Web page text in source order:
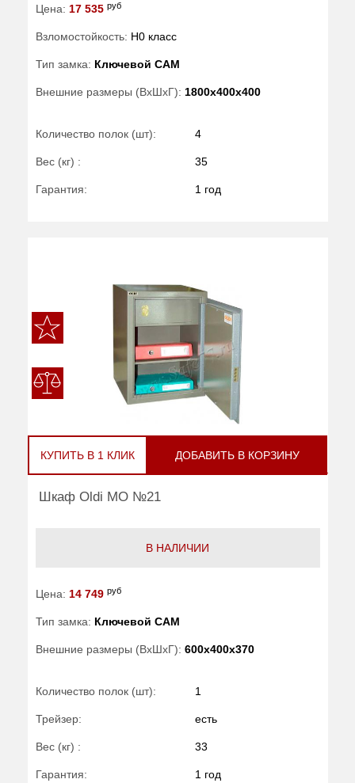
Цена: 17 535 руб
Взломостойкость: H0 класс
Тип замка: Ключевой САМ
Внешние размеры (ВхШхГ): 1800x400x400
Количество полок (шт): 4
Вес (кг) : 35
Гарантия: 1 год
КУПИТЬ В 1 КЛИК ДОБАВИТЬ В КОРЗИНУ
Шкаф Oldi МО №21
В НАЛИЧИИ
Цена: 14 749 руб
Тип замка: Ключевой САМ
Внешние размеры (ВхШхГ): 600x400x370
Количество полок (шт): 1
Трейзер: есть
Вес (кг) : 33
Гарантия: 1 год